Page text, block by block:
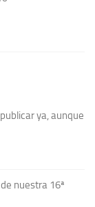
ya, aunque
nuestra 16ª